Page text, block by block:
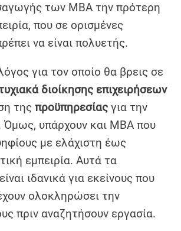
των MBA την πρότερη
που σε ορισμένες
να είναι πολυετής.
για τον οποίο θα βρεις σε
διοίκησης επιχειρήσεων
της προϋπηρεσίας για την
Όμως, υπάρχουν και MBA που
με ελάχιστη έως
εμπειρία. Αυτά τα
ιδανικά για εκείνους που
ολοκληρώσει την
πριν αναζητήσουν εργασία.